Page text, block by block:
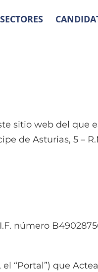
SECTORES
sitio web del que
de Asturias, 5 –
número
“Portal”) que